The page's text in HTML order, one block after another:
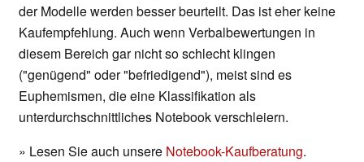
der Modelle werden besser beurteilt. Das ist eher keine
Kaufempfehlung. Auch wenn Verbalbewertungen in
diesem Bereich gar nicht so schlecht klingen
("genügend" oder "befriedigend"), meist sind es
Euphemismen, die eine Klassifikation als
unterdurchschnittliches Notebook verschleiern.
» Lesen Sie auch unsere Notebook-Kaufberatung.